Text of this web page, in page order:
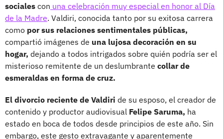
sociales con una celebración muy especial en honor al Día
de la Madre. Valdiri, conocida tanto por su exitosa carrera
como por sus relaciones sentimentales públicas,
compartió imágenes de una lujosa decoración en su
hogar, dejando a todos intrigados sobre quién podría ser el
misterioso remitente de un deslumbrante collar de
esmeraldas en forma de cruz.
El divorcio reciente de Valdiri de su esposo, el creador de
contenido y productor audiovisual Felipe Saruma, ha
estado en boca de todos desde principios de este año. Sin
embargo, este gesto extravagante y aparentemente